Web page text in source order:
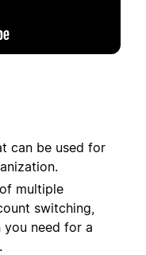
can be used for
multiple
switching,
need for a